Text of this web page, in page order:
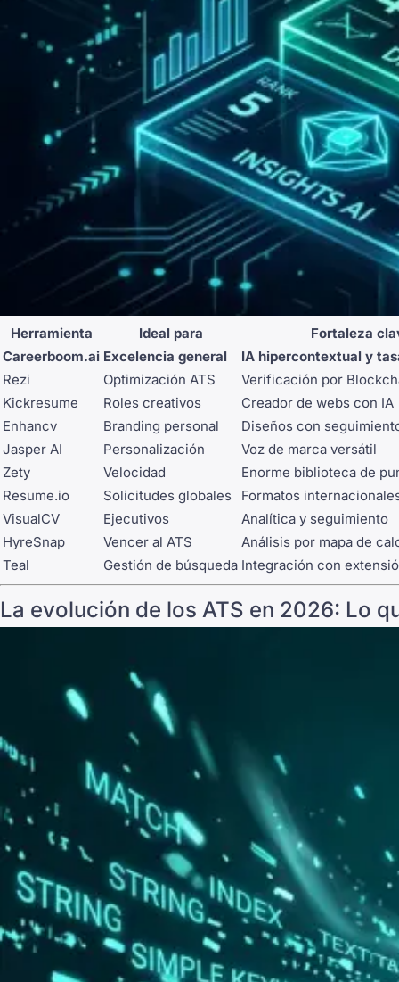
Herramienta Ideal para
Fortaleza
Careerboom.ai Excelencia general
IA hipercontextual y
Rezi
Optimización ATS
Verificación por
Kickresume
Roles creativos
Creador de webs con IA
Enhancv
Branding personal
Diseños con
Jasper AI
Personalización
Voz de marca versátil
Zety
Velocidad
Enorme biblioteca de
Resume.io
Solicitudes globales
Formatos
VisualCV
Ejecutivos
Analítica y seguimiento
HyreSnap
Vencer al ATS
Análisis por mapa de
Teal
Gestión de búsqueda Integración con
La evolución de los ATS en 2026: Lo